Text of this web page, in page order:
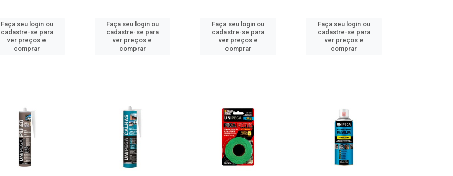
Faça seu login ou
cadastre-se para
ver preços e
comprar
Faça seu login ou
cadastre-se para
ver preços e
comprar
Faça seu login ou
cadastre-se para
ver preços e
comprar
Faça seu login ou
cadastre-se para
ver preços e
comprar